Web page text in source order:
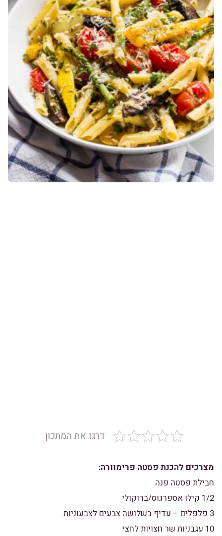
דרגו את המתכון
מצרכים להכנת פסטה פרימוורה:
חבילת פסטה פנה
1/2 קילו אספרגוס/ברוקולי
3 פלפלים – עדיף בשלושה צבעים לצבעוניות
10 עגבניות שר חצויות לחצי